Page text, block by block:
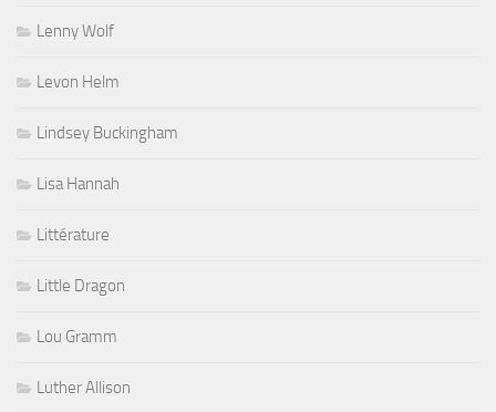
Lenny Wolf
Levon Helm
Lindsey Buckingham
Lisa Hannah
Littérature
Little Dragon
Lou Gramm
Luther Allison